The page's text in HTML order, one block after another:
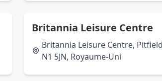
Britannia Leisure Centre
Britannia Leisure Centre,
N1 5JN, Royaume-Uni